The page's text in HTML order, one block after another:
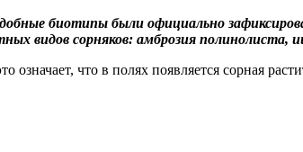
биотипы были официально
видов сорняков: амброзия полинолиста,
что в полях появляется сорная